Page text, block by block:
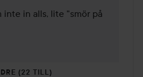
in alls, lite "smör på
(22 TILL)